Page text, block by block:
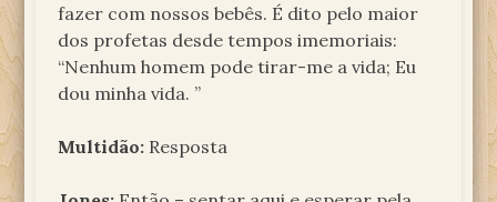
fazer com nossos bebês. É dito pelo maior
dos profetas desde tempos imemoriais:
“Nenhum homem pode tirar-me a vida; Eu
dou minha vida. ”
Multidão: Resposta